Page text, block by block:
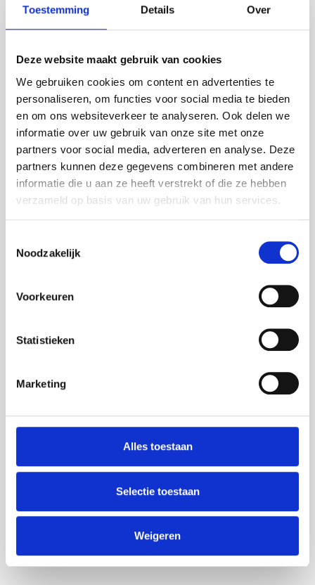
Toestemming Details Over
Deze website maakt gebruik van cookies
We gebruiken cookies om content en advertenties te
personaliseren, om functies voor social media te bieden
en om ons websiteverkeer te analyseren. Ook delen we
informatie over uw gebruik van onze site met onze
partners voor social media, adverteren en analyse. Deze
partners kunnen deze gegevens combineren met andere
informatie die u aan ze heeft verstrekt of die ze hebben
verzameld op basis van uw gebruik van hun services.
Noodzakelijk
Voorkeuren
Statistieken
Marketing
Alles toestaan
Selectie toestaan
Weigeren
20 x 14 x 3 cm.
boodschap.
Is deze chocoladeletter geschikt voor zakelijke
bestellingen?
Zeker! Vraag vrijblijvend een offerte aan bij grotere
aantallen of meerdere adressen.
Ingrediënten
Suiker, cacaoboter, volle MELKpoeder, cacaomassa,
weipoeder (MELK), natuurlijk vanillearoma,
bevatten. Melkchocolade bevat ten minste 33%
cacaobestanddelen. Witte chocolade bevat ten
Gewicht
Heeft u een vraag?
Wij hebben een overzicht samengesteld